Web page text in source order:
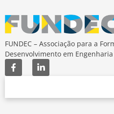
FUNDEC – Associação para a
Desenvolvimento em